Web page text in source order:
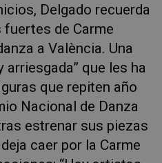
Delgado recuerda
de Carme
a València. Una
que les ha
que repiten año
Nacional de Danza
estrenar sus piezas
caer por la Carme